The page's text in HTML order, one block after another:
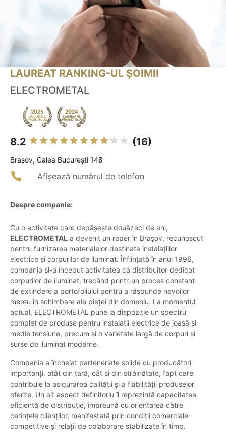
LAUREAT RANKING-UL ȘOIMII
ELECTROMETAL
8.2 (16)
Braşov, Calea București 148
Afișează numărul de telefon
Despre companie:
Cu o activitate care depășește douăzeci de ani,
ELECTROMETAL a devenit un reper în Brașov, recunoscut
pentru furnizarea materialelor destinate instalațiilor
electrice și corpurilor de iluminat. Înființată în anul 1996,
compania și-a început activitatea ca distribuitor dedicat
corpurilor de iluminat, trecând printr-un proces constant
de extindere a portofoliului pentru a răspunde nevoilor
mereu în schimbare ale pieței din domeniu. La momentul
actual, ELECTROMETAL pune la dispoziție un spectru
complet de produse pentru instalații electrice de joasă și
medie tensiune, precum și o varietate largă de corpuri și
surse de iluminat moderne.
Compania a încheiat parteneriate solide cu producători
importanți, atât din țară, cât și din străinătate, fapt care
contribuie la asigurarea calității și a fiabilității produselor
oferite. Un alt aspect definitoriu îl reprezintă capacitatea
eficientă de distribuție, împreună cu orientarea către
cerințele clienților, manifestată prin condiții comerciale
competitive și relații de colaborare stabilizate în timp.